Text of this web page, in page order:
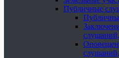
Публичные